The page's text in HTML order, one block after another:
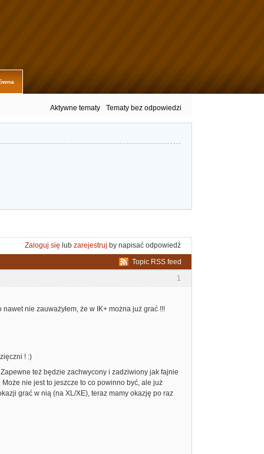
Aktywne tematy Tematy bez odpowiedzi
Zaloguj się lub zarejestruj by napisać odpowiedź
Topic RSS feed
1
nie zauważyłem, że w IK+ można już grać !!!
! :)
też będzie zachwycony i zadziwiony jak fajnie
nie jest to jeszcze to co powinno być, ale już
grać w nią (na XL/XE), teraz mamy okazję po raz